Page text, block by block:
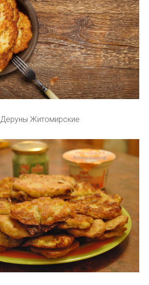
Деруны Житомирские